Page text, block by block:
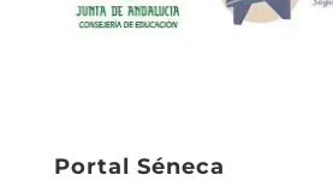
Portal Séneca